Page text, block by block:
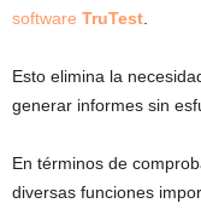
software TruTest
Esto elimina la
generar informes sin
En términos de
diversas funciones